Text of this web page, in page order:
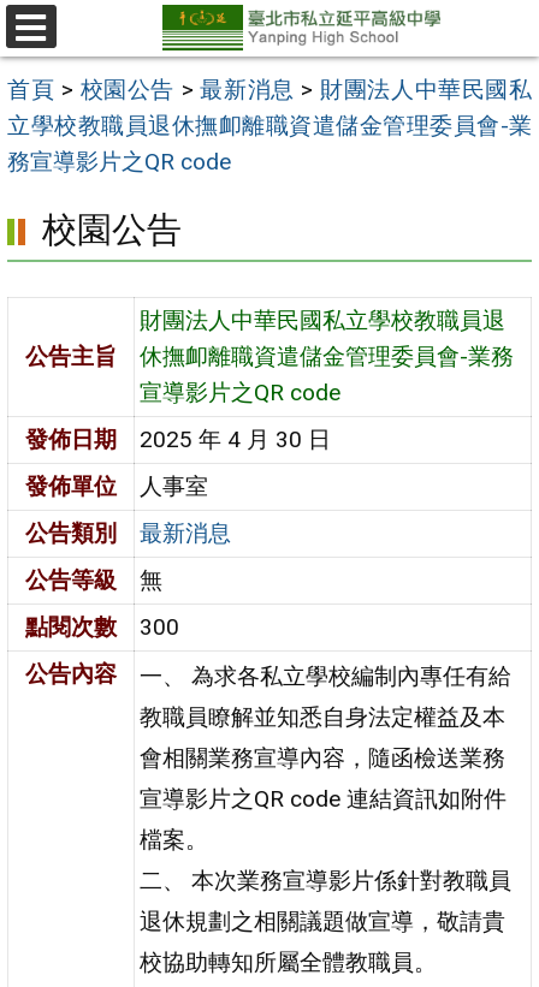
跳
至
主
要
內
選
單
首頁 > 校園公告 >最新消息 > 財團法人中華民國私
立學校教職員退休撫卹離職資遣儲金管理委員會-業
務宣導影片之QR code
校園公告
公告主旨
財團法人中華民國私立學校教職員退
休撫卹離職資遣儲金管理委員會-業務
宣導影片之QR code
發佈日期
2025 年 4 月 30 日
發佈單位
人事室
公告類別
最新消息
公告等級
無
點閱次數
300
公告內容
一、 為求各私立學校編制內專任有給
教職員瞭解並知悉自身法定權益及本
會相關業務宣導內容，隨函檢送業務
宣導影片之QR code 連結資訊如附件
檔案。
二、 本次業務宣導影片係針對教職員
退休規劃之相關議題做宣導，敬請貴
校協助轉知所屬全體教職員。